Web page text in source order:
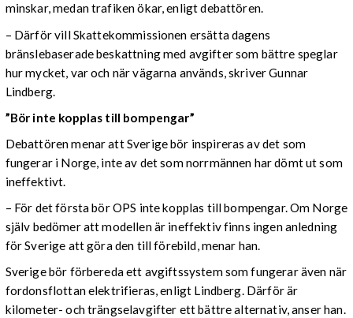
minskar, medan trafiken ökar, enligt debattören.
– Därför vill Skattekommissionen ersätta dagens
bränslebaserade beskattning med avgifter som bättre speglar
hur mycket, var och när vägarna används, skriver Gunnar
Lindberg.
”Bör inte kopplas till bompengar”
Debattören menar att Sverige bör inspireras av det som
fungerar i Norge, inte av det som norrmännen har dömt ut som
ineffektivt.
– För det första bör OPS inte kopplas till bompengar. Om Norge
själv bedömer att modellen är ineffektiv finns ingen anledning
för Sverige att göra den till förebild, menar han.
Sverige bör förbereda ett avgiftssystem som fungerar även när
fordonsflottan elektrifieras, enligt Lindberg. Därför är
kilometer- och trängselavgifter ett bättre alternativ, anser han.